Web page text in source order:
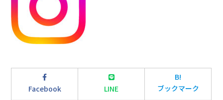
Facebook LINE
B!
ブックマーク